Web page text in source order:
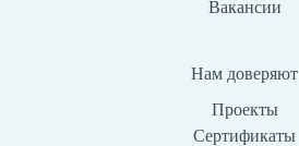
Вакансии
Нам доверяют
Проекты
Сертификаты